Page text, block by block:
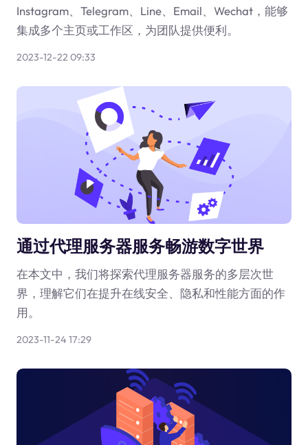
Instagram、Telegram、Line、Email、Wechat，能够
集成多个主页或工作区，为团队提供便利。
2023-12-22 09:33
通过代理服务器服务畅游数字世界
在本文中，我们将探索代理服务器服务的多层次世
界，理解它们在提升在线安全、隐私和性能方面的作
用。
2023-11-24 17:29